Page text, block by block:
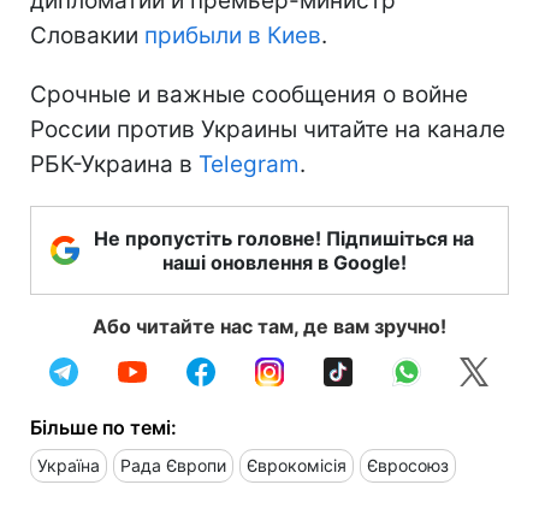
Словакии прибыли в Киев.
Срочные и важные сообщения о войне
России против Украины читайте на канале
РБК-Украина в Telegram.
Не пропустіть головне! Підпишіться на
наші оновлення в Google!
Або читайте нас там, де вам зручно!
Більше по темі:
Україна Рада Європи Єврокомісія Євросоюз